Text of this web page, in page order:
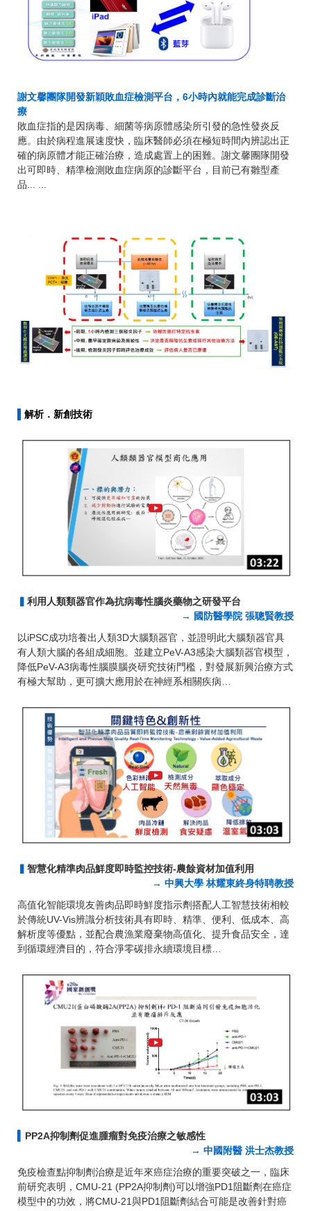
謝文馨團隊開發新穎敗血症檢測平台，6小時內就能完成診斷治
療
敗血症指的是因病毒、細菌等病原體感染所引發的急性發炎反
應。由於病程進展速度快，臨床醫師必須在極短時間內辨認出正
確的病原體才能正確治療，造成處置上的困難。謝文馨團隊開發
出可即時、精準檢測敗血症病原的診斷平台，目前已有雛型產
品... ...
解析．新創技術
▍ 利用人類類器官作為抗病毒性腦炎藥物之研發平台
→ 國防醫學院 張聰賢教授
以iPSC成功培養出人類3D大腦類器官，並證明此大腦類器官具
有人類大腦的各組成細胞。並建立PeV-A3感染大腦類器官模型，
降低PeV-A3病毒性腦膜腦炎研究技術門檻，對發展新興治療方式
有極大幫助，更可擴大應用於在神經系相關疾病…
▍ 智慧化精準肉品鮮度即時監控技術-農餘資材加值利用
→ 中興大學 林耀東終身特聘教授
高值化智能環境友善肉品即時鮮度指示劑搭配人工智慧技術相較
於傳統UV-Vis辨識分析技術具有即時、精準、便利、低成本、高
解析度等優點，並配合農漁業廢棄物高值化、提升食品安全，達
到循環經濟目的，符合淨零碳排永續環境目標…
PP2A抑制劑促進腫瘤對免疫治療之敏感性
→ 中國附醫 洪士杰教授
免疫檢查點抑制劑治療是近年來癌症治療的重要突破之一，臨床
前研究表明，CMU-21 (PP2A抑制劑)可以增強PD1阻斷劑在癌症
模型中的功效，將CMU-21與PD1阻斷劑結合可能是改善針對癌